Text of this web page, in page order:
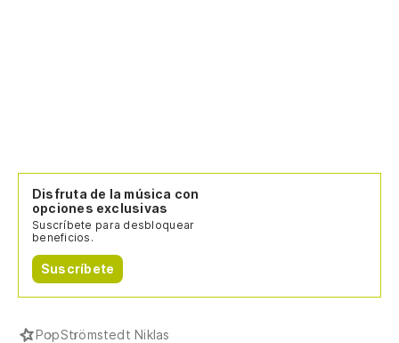
Disfruta de la música con
opciones exclusivas
Suscríbete para desbloquear
beneficios.
Suscríbete
PopStrömstedt Niklas